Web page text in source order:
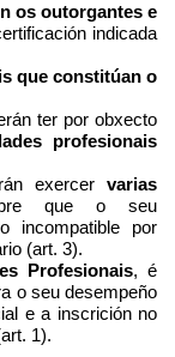
os outorgantes e
indicada
que constitúan o
ter por obxecto
profesionais
exercer varias
que o seu
incompatible por
(art. 3).
Profesionais, é
o seu desempeño
e a inscrición no
1).